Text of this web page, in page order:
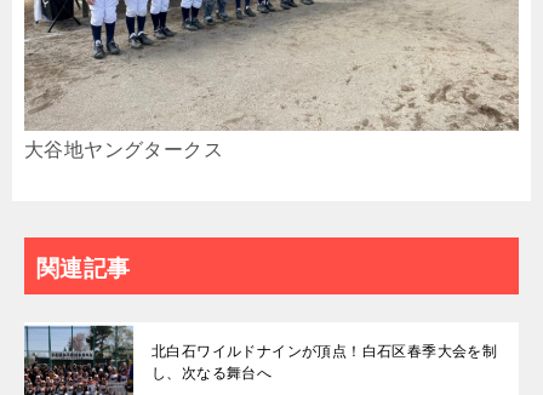
大谷地ヤングタークス
関連記事
北白石ワイルドナインが頂点！白石区春季大会を制
し、次なる舞台へ